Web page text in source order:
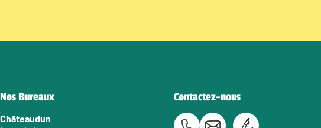
Nos Bureaux
Châteaudun
Contactez-nous